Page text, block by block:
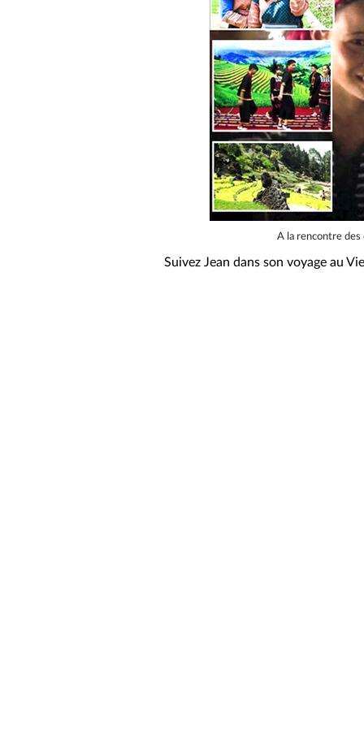
A la rencontre
Suivez Jean dans son voyage au